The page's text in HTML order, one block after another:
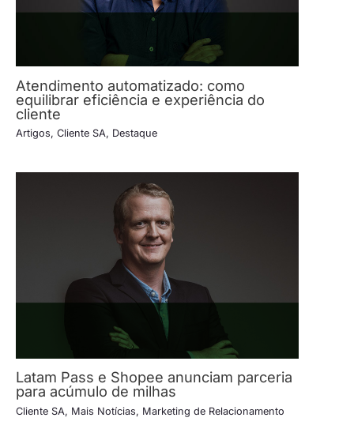
Atendimento automatizado: como
equilibrar eficiência e experiência do
cliente
Artigos, Cliente SA, Destaque
Latam Pass e Shopee anunciam parceria
para acúmulo de milhas
Cliente SA, Mais Notícias, Marketing de Relacionamento